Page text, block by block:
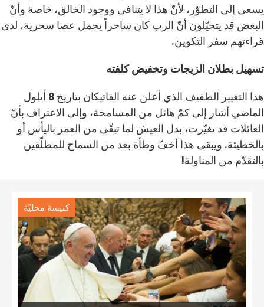
يسعى إلى التطوّر، لأنّ هذا لا يتنافى ووجود الخالق، خاصة وأنّ
البعض قد يتخيّلون أنّ الرب كان ساحراً يحمل عصا سحرية، لدى
قراءتهم سفر التكوين.
تسهيل بطلان الزيجات وتخفيض كلفته
هذا التغيير الطفيف الذي أعلن عنه الفاتيكان بتاريخ 8 أيلول
الماضي أشار إلى كمّ هائل من المسامحة، وإلى الاعتراف بأنّ
العائلات قد تغيّرت، بدل العيش لما تبقّى من العمر باليأس أو
بالخطيئة. ويبقى هذا أخفّ وطأة بعد من السماح للمطلّقين
بالتقدّم من المناولة!
كنيسة محليّة